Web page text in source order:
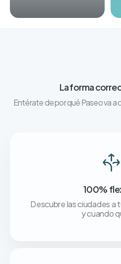
La forma
Entérate de por qué Paseo va a
100%
Descubre las ciudades a
y cuando